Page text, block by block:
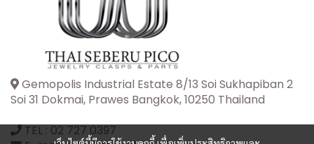
Gemopolis Industrial Estate 8/13 Soi Sukhapiban 2
Soi 31 Dokmai, Prawes Bangkok, 10250 Thailand
TEL : 02 727 0397